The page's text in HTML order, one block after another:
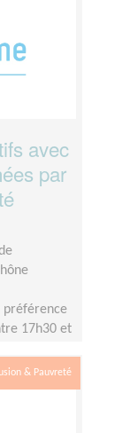
avec
par
préférence
17h30 et
& Pauvreté